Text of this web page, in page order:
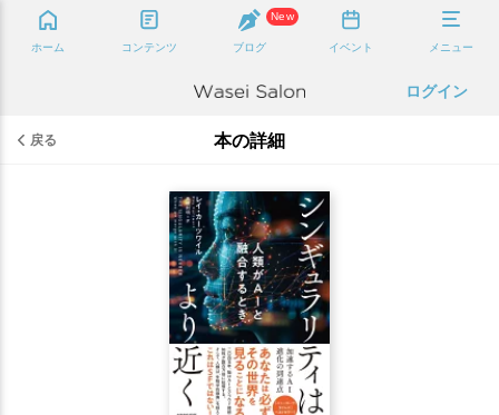
ホーム コンテンツ
New
ブログ イベント メニュー
ログイン
戻る 本の詳細